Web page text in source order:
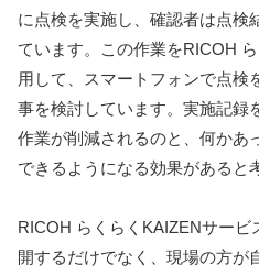
に点検を実施し、確認者は点検
ています。この作業をRICOH
用して、スマートフォンで点検
事を検討しています。実施記録
作業が削減されるのと、何かあ
できるようになる効果があると
RICOH らくらくKAIZENサー
開するだけでなく、現場の方が